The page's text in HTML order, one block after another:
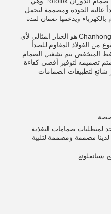
عالية الجودة ومصممة لتحمل
ويدعمها ضمان لمدة
صمام التغذية الدوار Chanhong Xianglong هو الخيار المثالي لأي
من الفولاذ المقاوم للصدأ
المنخفض.يتم تشغيل الصمام
تصميمه لتوفير أقصى كفاءة
لتطبيقات الصمامات
لمتطلبات صمامات التغذية
لدينا مصممة ومصممة لتلبية
شيانغلونغ